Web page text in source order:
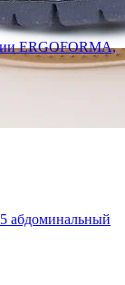
ERGOFORMA,
абдоминальный